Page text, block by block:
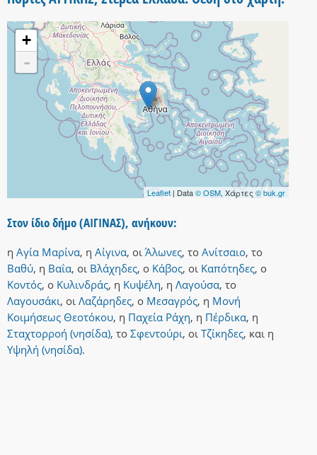
+
-
Leaflet | Data© OSM, Χάρτες © buk.gr
Στον ίδιο δήμο (ΑΙΓΙΝΑΣ), ανήκουν:
η Αγία Μαρίνα, η Αίγινα, οι Άλωνες, το Ανίτσαιο, το
Βαθύ, η Βαΐα, οι Βλάχηδες, ο Κάβος, οι Καπότηδες, ο
Κοντός, ο Κυλινδράς, η Κυψέλη, η Λαγούσα, το
Λαγουσάκι, οι Λαζάρηδες, ο Μεσαγρός, η Μονή
Κοιμήσεως Θεοτόκου, η Παχεία Ράχη, η Πέρδικα, η
Σταχτορροή (νησίδα), το Σφεντούρι, οι Τζίκηδες, και η
Υψηλή (νησίδα).